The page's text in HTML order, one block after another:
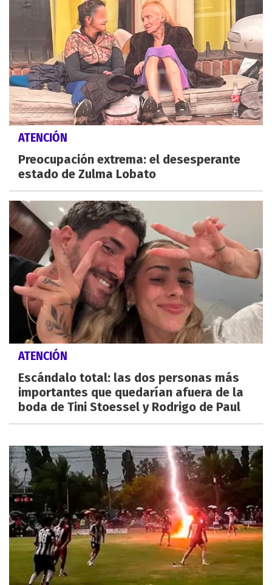
ATENCIÓN
Preocupación extrema: el desesperante
estado de Zulma Lobato
ATENCIÓN
Escándalo total: las dos personas más
importantes que quedarían afuera de la
boda de Tini Stoessel y Rodrigo de Paul